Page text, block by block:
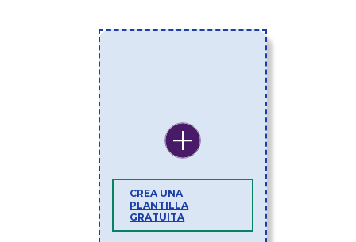
CREA UNA
PLANTILLA
GRATUITA